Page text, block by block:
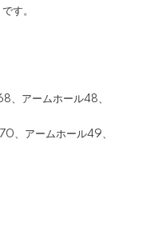
す。
、アームホール48、
、アームホール49、